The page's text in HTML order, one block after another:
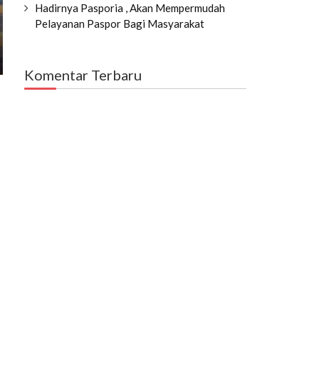
Hadirnya Pasporia , Akan Mempermudah
Pelayanan Paspor Bagi Masyarakat
Komentar Terbaru